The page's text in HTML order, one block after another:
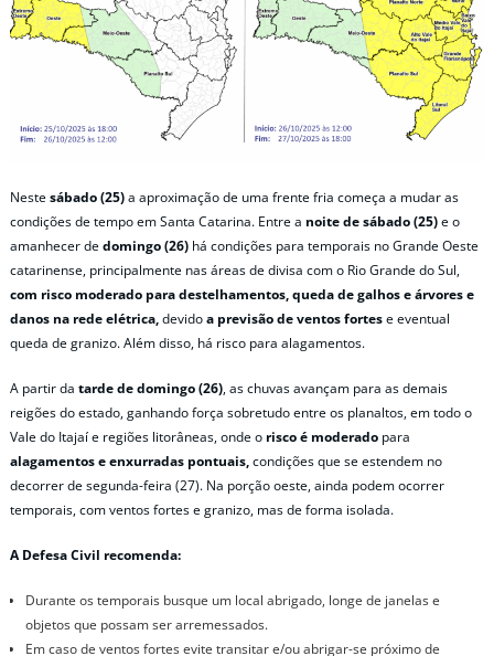
Nestesábado (25)a aproximação de uma frente fria começa a mudar as
condições de tempo em Santa Catarina. Entre a noite desábado (25)e o
amanhecer dedomingo (26) há condições para temporais no Grande Oeste
catarinense, principalmente nas áreas de divisa com o Rio Grande do Sul,
com risco moderado para destelhamentos, queda de galhos e árvores e
danos na rede elétrica,devidoa previsão de ventos fortese eventual
queda de granizo. Além disso, há risco para alagamentos.
A partir da tarde de domingo (26), as chuvas avançam para as demais
reigões do estado, ganhando força sobretudo entre os planaltos, em todo o
Vale do Itajaí e regiões litorâneas, onde o risco é moderado para
alagamentos e enxurradas pontuais,condições que se estendem no
decorrer de segunda-feira (27). Na porção oeste, ainda podem ocorrer
temporais, com ventos fortes e granizo, mas de forma isolada.
A Defesa Civil recomenda:
Durante os temporais busque um local abrigado, longe de janelas e
objetos que possam ser arremessados.
Em caso de ventos fortes evite transitar e/ou abrigar-se próximo de